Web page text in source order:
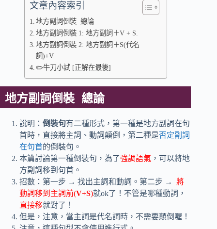
文章內容索引
地方副詞倒裝 總論
地方副詞倒裝 1: 地方副詞＋V + S.
地方副詞倒裝 2: 地方副詞＋S(代名
詞)+V.
✏️牛刀小試 [正解在最後]
地方副詞倒裝 總論
說明： 倒裝句有二種形式，第一種是地方副詞在句
首時，直接將主詞、動詞顛倒，第二種是否定副詞
在句首的倒裝句。
本篇討論第一種倒裝句，為了強調語氣 ，可以將地
方副詞移到句首。
招數：第一步 → 找出主詞和動詞。第二步 → 將
動詞移到主詞前(V+S)就ok了！不管是哪種動詞，
直接移就對了！
但是，注意，當主詞是代名詞時，不需要顛倒喔！